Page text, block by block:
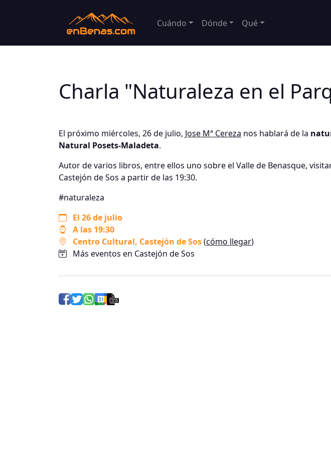
Cuándo Dónde Qué
Charla "Naturaleza en el
El próximo miércoles, 26 de julio, Jose Mª Cereza nos hablará de la
Natural Posets-Maladeta.
Autor de varios libros, entre ellos uno sobre el Valle de Benasque,
Castejón de Sos a partir de las 19:30.
#naturaleza
El 26 de julio
A las 19:30
Centro Cultural, Castejón de Sos(cómo llegar)
Más eventos en Castejón de Sos